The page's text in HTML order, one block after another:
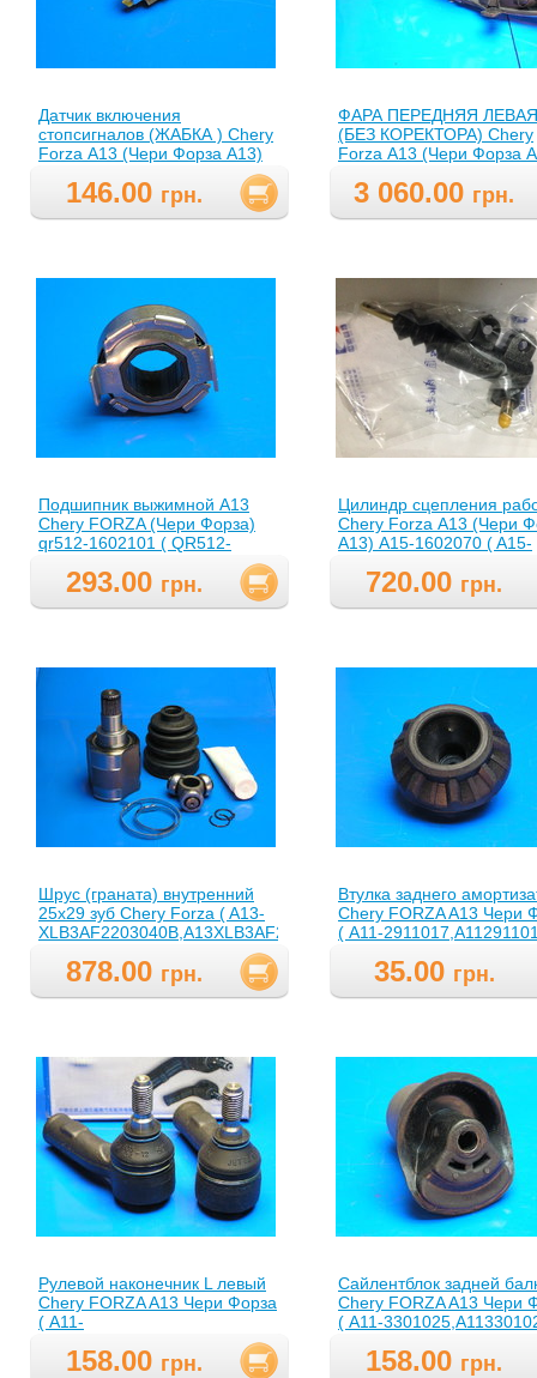
Датчик включения
стопсигналов (ЖАБКА ) Chery
Forza А13 (Чери Форза А13)
3720011,A133720011 )
146.00 грн.
ФАРА ПЕРЕДНЯЯ ЛЕВАЯ
(БЕЗ КОРЕКТОРА) Chery
Forza А13 (Чери Форза
3 060.00 грн.
Подшипник выжимной A13
Chery FORZA (Чери Форза)
qr512-1602101 ( QR512-
293.00 грн.
Цилиндр сцепления
Chery Forza А13 (Чери
А13) A15-1602070 ( A15-
720.00 грн.
Шрус (граната) внутренний
25х29 зуб Chery Forza ( A13-
XLB3AF2203040B,A13XLB3AF2203040B
878.00 грн.
Втулка заднего
Chery FORZA A13 Чери
( A11-
35.00 грн.
Рулевой наконечник L левый
Chery FORZA A13 Чери Форза
( A11-
3003050BB,A113003050BB )
158.00 грн.
Сайлентблок задней
Chery FORZA A13 Чери
( A11-
158.00 грн.